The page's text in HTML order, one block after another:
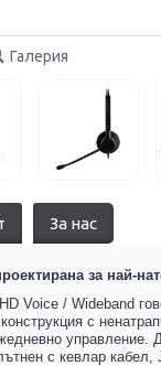
Галерия
За нас
зa най-
Voice / Wideband
с
управление.
с кевлар кабел,